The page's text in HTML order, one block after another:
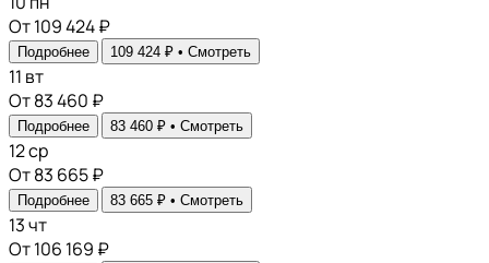
От 109 424 ₽
Подробнее 109 424 ₽ • Смотреть
11 вт
От 83 460 ₽
Подробнее 83 460 ₽ • Смотреть
12ср
От 83 665 ₽
Подробнее 83 665 ₽ • Смотреть
13чт
От 106 169 ₽